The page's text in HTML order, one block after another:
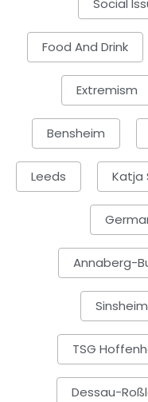
Social
Food And Drink
Extremism
Bensheim
Leeds Katja
Annaberg-
Sinsheim
TSG
Dessau-